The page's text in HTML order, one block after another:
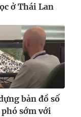
ở Thái Lan
bản đồ số
sớm với